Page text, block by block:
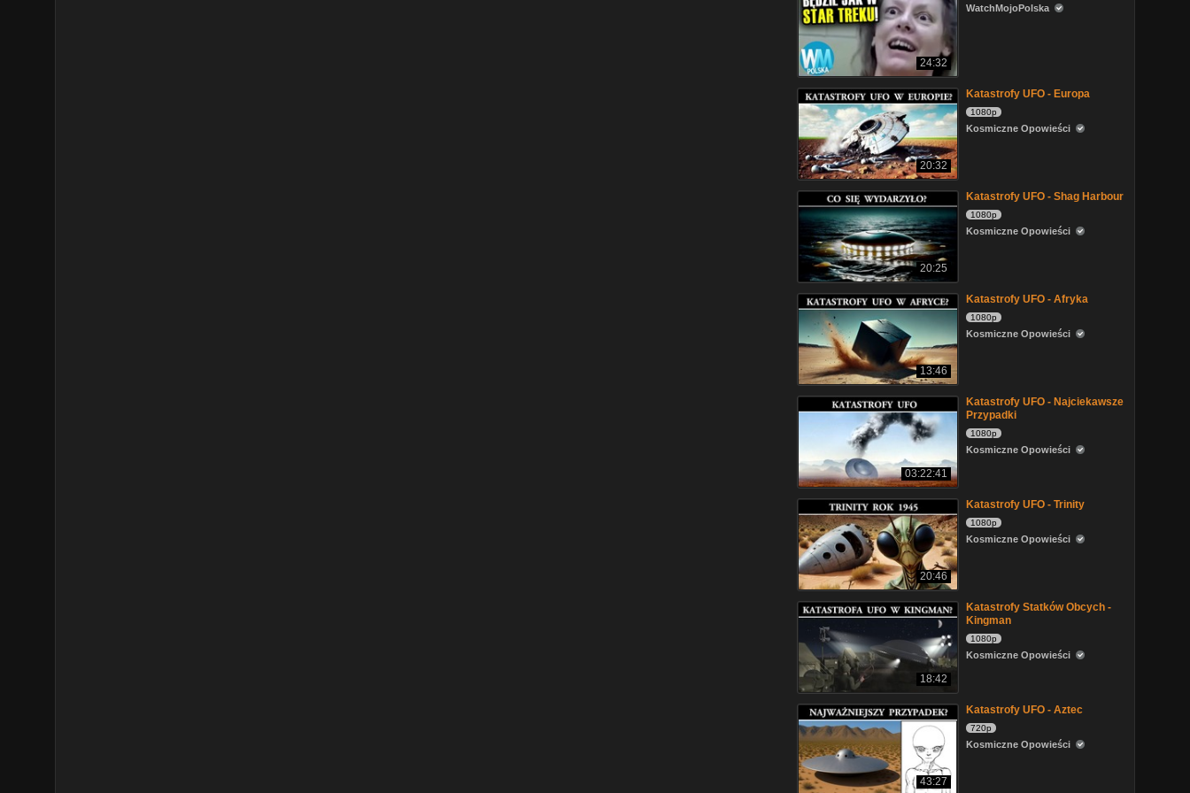
24:32
WatchMojoPolska
20:32
Katastrofy UFO - Europa
1080p
Kosmiczne Opowieści
20:25
Katastrofy UFO - Shag Harbour
1080p
Kosmiczne Opowieści
13:46
Katastrofy UFO - Afryka
1080p
Kosmiczne Opowieści
03:22:41
Katastrofy UFO - Najciekawsze
Przypadki
1080p
Kosmiczne Opowieści
20:46
Katastrofy UFO - Trinity
1080p
Kosmiczne Opowieści
18:42
Katastrofy Statków Obcych -
Kingman
1080p
Kosmiczne Opowieści
43:27
Katastrofy UFO - Aztec
720p
Kosmiczne Opowieści